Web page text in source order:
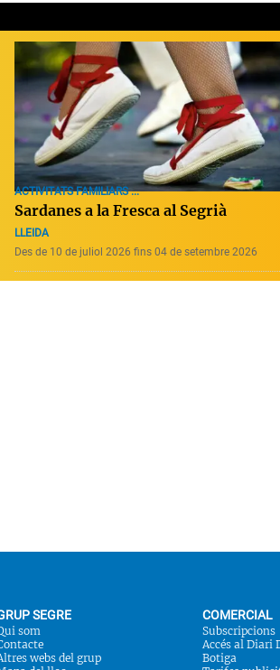
ACTIVITATS FAMILIARS ...
Sardanes a la Fresca al Segrià
LLEIDA
Des de 10 de juliol 2026 fins 04 de setembre 2026
SEGRE
som
webs del grup
COMERCIAL
Subscripcions
Accés al Diari
Botiga